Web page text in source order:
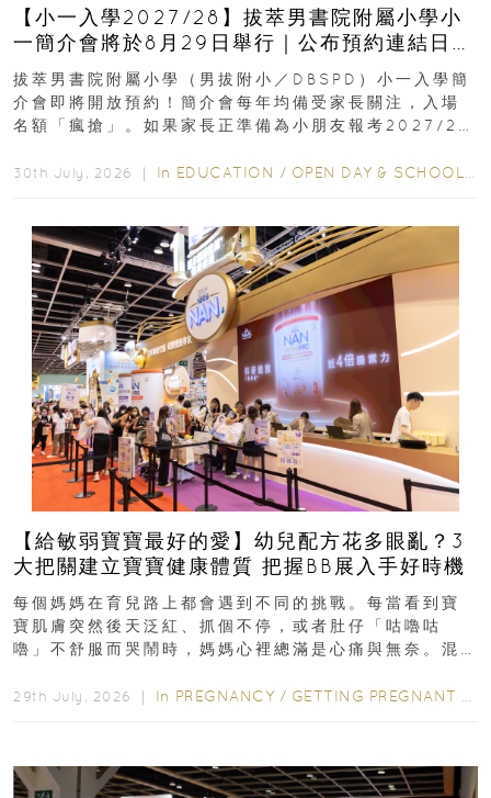
【小一入學2027/28】拔萃男書院附屬小學小
一簡介會將於8月29日舉行｜公布預約連結日期
｜更設有網上重溫
拔萃男書院附屬小學（男拔附小／DBSPD）小一入學簡
介會即將開放預約！簡介會每年均備受家長關注，入場
名額「瘋搶」。如果家長正準備為小朋友報考2027/28
30th July, 2026 ｜ In EDUCATION / OPEN DAY & SCHOOL EVENTS
【給敏弱寶寶最好的愛】幼兒配方花多眼亂？3
大把關建立寶寶健康體質 把握BB展入手好時機
每個媽媽在育兒路上都會遇到不同的挑戰。每當看到寶
寶肌膚突然後天泛紅、抓個不停，或者肚仔「咕嚕咕
嚕」不舒服而哭鬧時，媽媽心裡總滿是心痛與無奈。混
29th July, 2026 ｜ In PREGNANCY / GETTING PREGNANT